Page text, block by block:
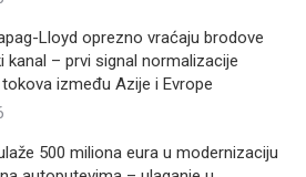
Lloyd oprezno vraćaju brodove
kanal – prvi signal normalizacije
između Azije i Evrope
500 miliona eura u modernizaciju